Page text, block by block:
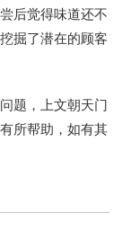
后觉得味道还不
掘了潜在的顾客
题，上文朝天门
所帮助，如有其